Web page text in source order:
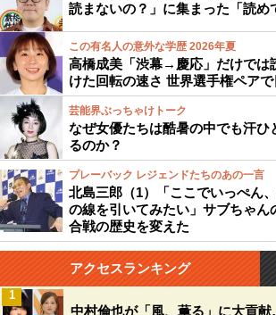
読まないの？」に集まった「読め
この有名人の意外な学歴 2026年夏
高橋成美「渋幕→慶応」だけでは
けた回転の速さ 世界選手権ペア
芸能界ぶっちゃけトーク
なぜ女優たちは酷暑の中でも汗ひ
るのか？
プレーバック レジェンドたちのあの一言
北島三郎（1）「ここでいっぺん
の線を引いてみたい」サブちゃん
合戦の歴史を変えた
アクセスランキング
中村倫也が「風、薫る」に大貢
1